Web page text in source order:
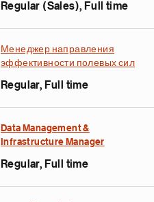
Regular (Sales), Full time
Менеджер направления
эффективности полевых сил
Regular, Full time
Data Management &
Infrastructure Manager
Regular, Full time